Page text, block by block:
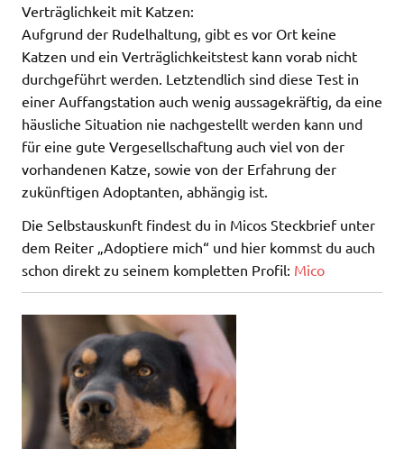
Verträglichkeit mit Katzen:
Aufgrund der Rudelhaltung, gibt es vor Ort keine
Katzen und ein Verträglichkeitstest kann vorab nicht
durchgeführt werden. Letztendlich sind diese Test in
einer Auffangstation auch wenig aussagekräftig, da eine
häusliche Situation nie nachgestellt werden kann und
für eine gute Vergesellschaftung auch viel von der
vorhandenen Katze, sowie von der Erfahrung der
zukünftigen Adoptanten, abhängig ist.
Die Selbstauskunft findest du in Micos Steckbrief unter
dem Reiter „Adoptiere mich“ und hier kommst du auch
schon direkt zu seinem kompletten Profil: Mico